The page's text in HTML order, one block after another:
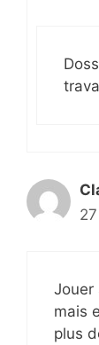
Jouer
mais
plus